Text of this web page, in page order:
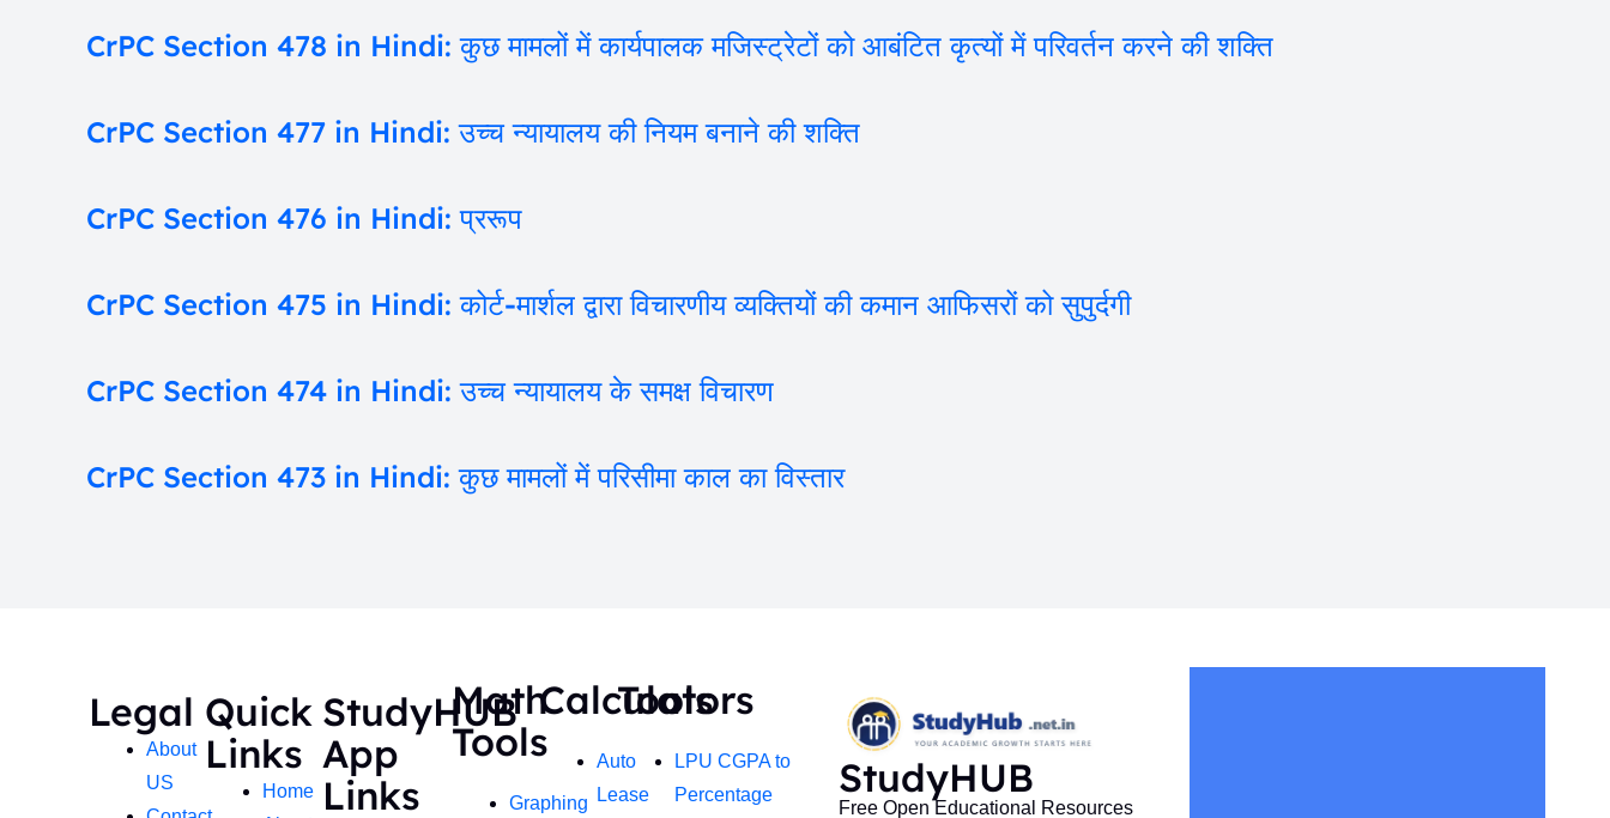
CrPC Section 478 in Hindi: कुछ मामलों में कार्यपालक मजिस्ट्रेटों को आबंटित कृत्यों में परिवर्तन करने की शक्ति
CrPC Section 477 in Hindi: उच्च न्यायालय की नियम बनाने की शक्ति
CrPC Section 476 in Hindi: प्ररूप
CrPC Section 475 in Hindi: कोर्ट-मार्शल द्वारा विचारणीय व्यक्तियों की कमान आफिसरों को सुपुर्दगी
CrPC Section 474 in Hindi: उच्च न्यायालय के समक्ष विचारण
CrPC Section 473 in Hindi: कुछ मामलों में परिसीमा काल का विस्तार
Legal
About
US
Quick
Links
Home
StudyHUB
App
Links
Math
Tools
Graphing
Calculators
Auto
Lease
Tools
LPU CGPA to
Percentage
StudyHUB
Free Open Educational Resources